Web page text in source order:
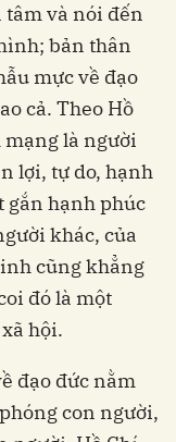
tâm và nói đến
bản thân
mực về đạo
cả. Theo Hồ
mạng là người
lợi, tự do, hạnh
gắn hạnh phúc
khác, của
cũng khẳng
đó là một
hội.
đạo đức nằm
con người,